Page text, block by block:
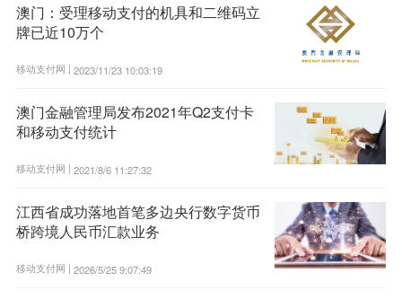
澳门：受理移动支付的机具和二维码立
牌已近10万个
移动支付网 | 2023/11/23 10:03:19
澳门金融管理局发布2021年Q2支付卡
和移动支付统计
移动支付网 | 2021/8/6 11:27:32
江西省成功落地首笔多边央行数字货币
桥跨境人民币汇款业务
移动支付网 | 2026/5/25 9:07:49